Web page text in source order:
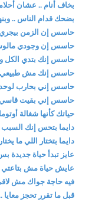
بخاف أنام .. عشان
بضحك قدام الناس ..
حاسس إن الزمن بيجري
حاسس إن وجودي
حاسس إنك بتدي الكل
حاسس إنك مش
حاسس إني بحارب
حاسس إني بقيت
حياتك كأنها شغالة
دايما بتحس إنك السبب
دايما بتختار اللي ما
عايز تبدأ حياة
عايش حياة مش بتاعتي
فيه حاجة جواك مش
قبل ما تقرر تحجز معايا